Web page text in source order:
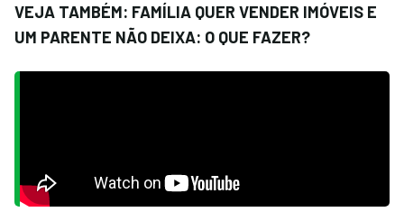
VEJA TAMBÉM: FAMÍLIA QUER VENDER IMÓVEIS E
UM PARENTE NÃO DEIXA: O QUE FAZER?